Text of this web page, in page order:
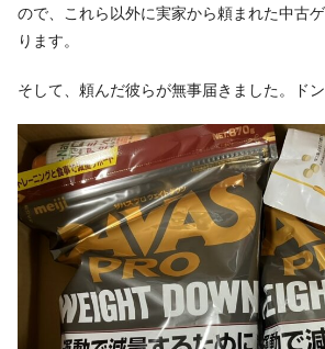
ので、これら以外に実家から頼まれた中古
ります。
そして、頼んだ彼らが無事届きました。ドン